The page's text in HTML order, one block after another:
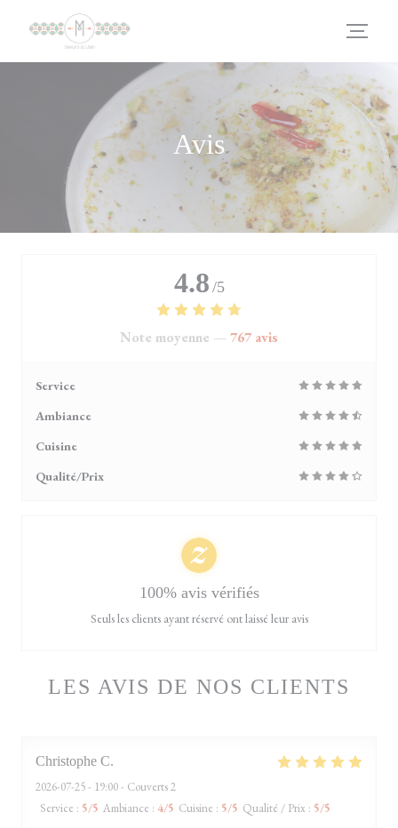
Personnalisation de vos choix en matière de cookies
Avis
LES AVIS DE NOS CLIENTS
Christophe C
2026-07-25- 19:00 - Couverts 2
Service : 5/5 Ambiance : 4/5 Cuisine : 5/5 Qualité / Prix : 5/5
4.8 /5
Note moyenne —767 avis
Service
Ambiance
Cuisine
Qualité/Prix
100% avis vérifiés
Seuls les clients ayant réservé ont laissé leur avis